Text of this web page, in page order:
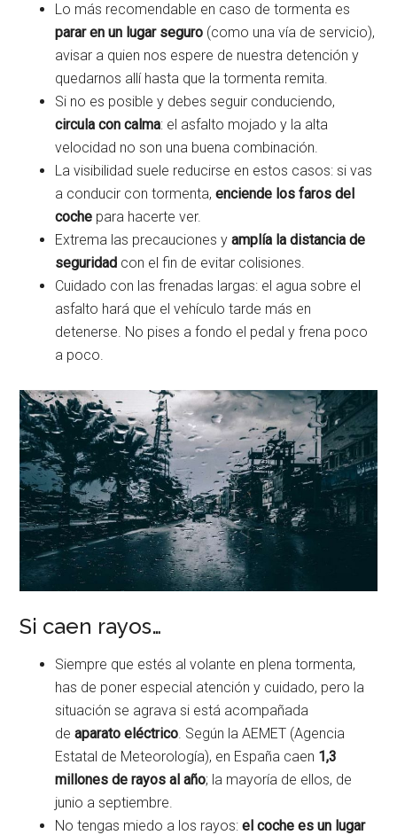
Lo más recomendable en caso de tormenta es
parar en un lugar seguro (como una vía de servicio),
avisar a quien nos espere de nuestra detención y
quedarnos allí hasta que la tormenta remita.
Si no es posible y debes seguir conduciendo,
circula con calma: el asfalto mojado y la alta
velocidad no son una buena combinación.
La visibilidad suele reducirse en estos casos: si vas
a conducir con tormenta,enciende los faros del
coche para hacerte ver.
Extrema las precauciones yamplía la distancia de
seguridad con el fin de evitar colisiones.
Cuidado con las frenadas largas: el agua sobre el
asfalto hará que el vehículo tarde más en
detenerse. No pises a fondo el pedal y frena poco
a poco.
Si caen rayos…
Siempre que estés al volante en plena tormenta,
has de poner especial atención y cuidado, pero la
situación se agrava si está acompañada
deaparato eléctrico . Según la AEMET (Agencia
Estatal de Meteorología), en España caen 1,3
millones de rayos al año; la mayoría de ellos, de
junio a septiembre.
No tengas miedo a los rayos:el coche es un lugar